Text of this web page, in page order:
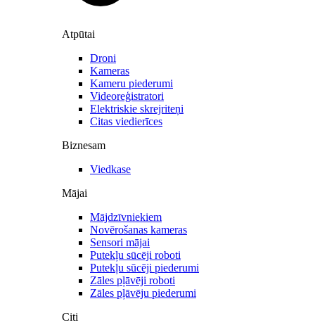
Atpūtai
Droni
Kameras
Kameru piederumi
Videoreģistratori
Elektriskie skrejriteņi
Citas viedierīces
Biznesam
Viedkase
Mājai
Mājdzīvniekiem
Novērošanas kameras
Sensori mājai
Putekļu sūcēji roboti
Putekļu sūcēji piederumi
Zāles pļāvēji roboti
Zāles pļāvēju piederumi
Citi